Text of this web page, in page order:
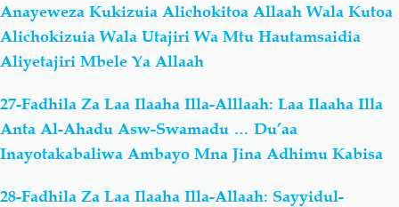
Anayeweza Kukizuia Alichokitoa Allaah Wala Kutoa
Alichokizuia Wala Utajiri Wa Mtu Hautamsaidia
Aliyetajiri Mbele Ya Allaah
27-Fadhila Za Laa Ilaaha Illa-Alllaah: Laa Ilaaha Illa
Anta Al-Ahadu Asw-Swamadu … Du’aa
Inayotakabaliwa Ambayo Mna Jina Adhimu Kabisa
28-Fadhila Za Laa Ilaaha Illa-Allaah: Sayyidul-